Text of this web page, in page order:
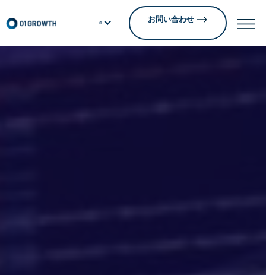
お問い合わせ